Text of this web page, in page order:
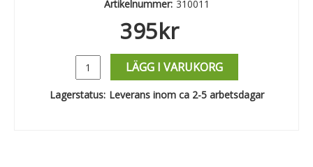
Artikelnummer: 310011
395kr
LÄGG I VARUKORG
Lagerstatus: Leverans inom ca 2-5 arbetsdagar